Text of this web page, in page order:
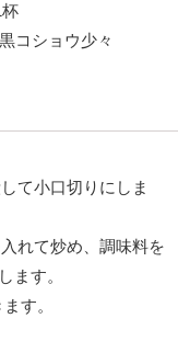
コショウ少々
て小口切りにしま
れて炒め、調味料を
ます。
す。